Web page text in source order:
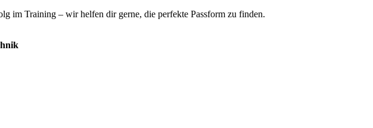
im Training – wir helfen dir gerne, die perfekte Passform zu finden.